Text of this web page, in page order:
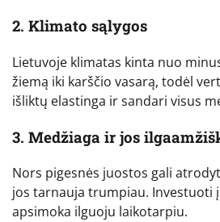
2. Klimato sąlygos
Lietuvoje klimatas kinta nuo
žiemą iki karščio vasarą, todėl
išliktų elastinga ir sandari visus
3. Medžiaga ir jos
Nors pigesnės juostos gali
jos tarnauja trumpiau. Investuoti
apsimoka ilguoju laikotarpiu.